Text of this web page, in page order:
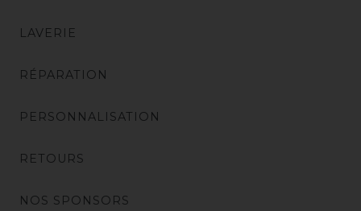
LAVERIE
RÉPARATION
PERSONNALISATION
RETOURS
NOS SPONSORS